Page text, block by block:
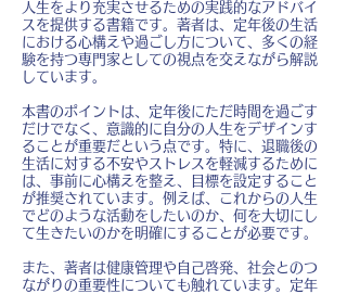
人生をより充実させるための実践的なアドバイ
スを提供する書籍です。著者は、定年後の生活
における心構えや過ごし方について、多くの経
験を持つ専門家としての視点を交えながら解説
しています。
本書のポイントは、定年後にただ時間を過ごす
だけでなく、意識的に自分の人生をデザインす
ることが重要だという点です。特に、退職後の
生活に対する不安やストレスを軽減するために
は、事前に心構えを整え、目標を設定すること
が推奨されています。例えば、これからの人生
でどのような活動をしたいのか、何を大切にし
て生きたいのかを明確にすることが必要です。
また、著者は健康管理や自己啓発、社会とのつ
ながりの重要性についても触れています。定年